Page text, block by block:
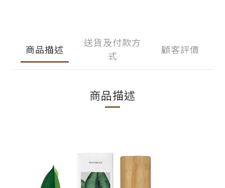
商品描述
送貨及付款方
式
顧客評價
商品描述